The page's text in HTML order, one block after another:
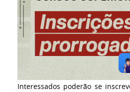
Interessados poderão se